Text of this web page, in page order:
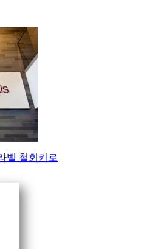
벨 철회키로